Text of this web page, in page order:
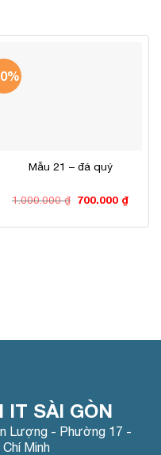
Mẫu 21 – đá quý
1.000.000₫ Giá
1.000.000 ₫.
700.000 ₫Giá
là:
IT SÀI GÒN
Lượng - Phường 17 -
Minh